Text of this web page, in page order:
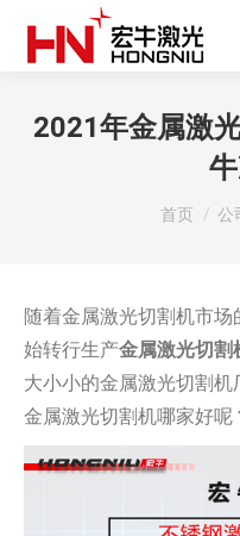
2021年金属激
您在这里
首页 公
随着金属激光切割机市
始转行生产金属激光切割
大小小的金属激光切割
金属激光切割机哪家好呢